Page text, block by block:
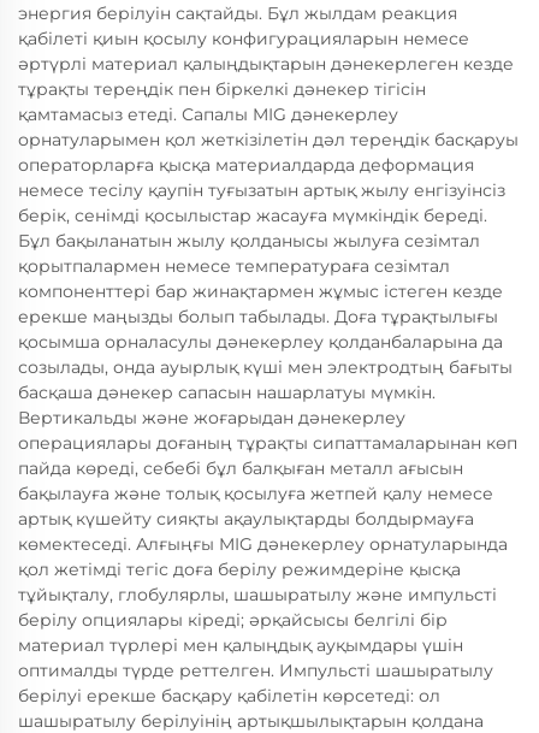
энергия берілуін сақтайды. Бұл жылдам реакция
қабілеті қиын қосылу конфигурацияларын немесе
әртүрлі материал қалыңдықтарын дәнекерлеген кезде
тұрақты тереңдік пен біркелкі дәнекер тігісін
қамтамасыз етеді. Сапалы MIG дәнекерлеу
орнатуларымен қол жеткізілетін дәл тереңдік басқаруы
операторларға қысқа материалдарда деформация
немесе тесілу қаупін туғызатын артық жылу енгізуінсіз
берік, сенімді қосылыстар жасауға мүмкіндік береді.
Бұл бақыланатын жылу қолданысы жылуға сезімтал
қорытпалармен немесе температураға сезімтал
компоненттері бар жинақтармен жұмыс істеген кезде
ерекше маңызды болып табылады. Доға тұрақтылығы
қосымша орналасулы дәнекерлеу қолданбаларына да
созылады, онда ауырлық күші мен электродтың бағыты
басқаша дәнекер сапасын нашарлатуы мүмкін.
Вертикальды және жоғарыдан дәнекерлеу
операциялары доғаның тұрақты сипаттамаларынан көп
пайда көреді, себебі бұл балқыған металл ағысын
бақылауға және толық қосылуға жетпей қалу немесе
артық күшейту сияқты ақаулықтарды болдырмауға
көмектеседі. Алғыңғы MIG дәнекерлеу орнатуларында
қол жетімді тегіс доға берілу режимдеріне қысқа
тұйықталу, глобулярлы, шашыратылу және импульсті
берілу опциялары кіреді; әрқайсысы белгілі бір
материал түрлері мен қалыңдық ауқымдары үшін
оптималды түрде реттелген. Импульсті шашыратылу
берілуі ерекше басқару қабілетін көрсетеді: ол
шашыратылу берілуінің артықшылықтарын қолдана